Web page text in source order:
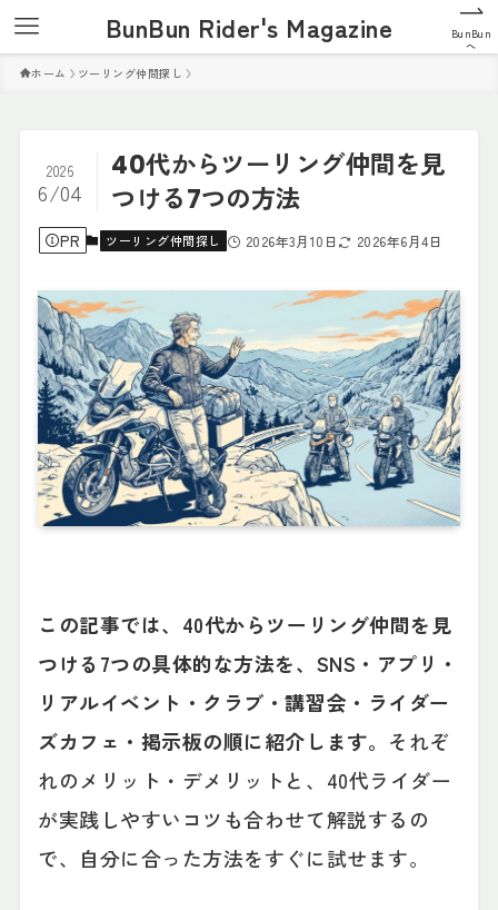
BunBun Rider's Magazine BunBun
へ
ホーム ツーリング仲間探し
40代からツーリング仲間を見
つける7つの方法
2026
6/04
PR ツーリング仲間探し 2026年3月10日 2026年6月4日
この記事では、40代からツーリング仲間を見
つける7つの具体的な方法を、SNS・アプリ・
リアルイベント・クラブ・講習会・ライダー
ズカフェ・掲示板の順に紹介します。 それぞ
れのメリット・デメリットと、40代ライダー
が実践しやすいコツも合わせて解説するの
で、自分に合った方法をすぐに試せます。